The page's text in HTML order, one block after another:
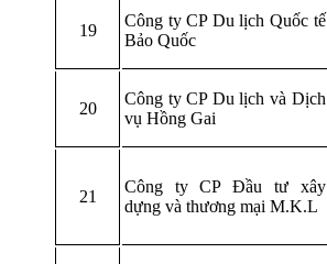
19
Công ty CP Du lịch Quốc tế
Bảo Quốc
20
Công ty CP Du lịch và Dịch
vụ Hồng Gai
21
Công ty CP Đầu tư xây
dựng và thương mại M.K.L